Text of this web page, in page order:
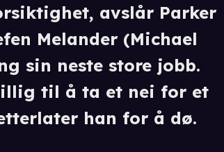
avslår Parker
Melander (Michael
sin neste store jobb.
til å ta et nei for et
han for å dø.